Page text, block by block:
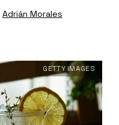
Adrián Morales
GETTY IMAGES